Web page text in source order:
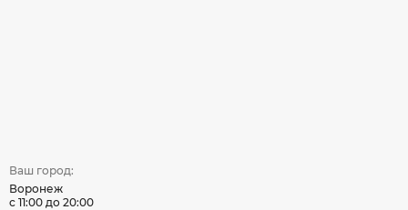
Ваш город:
Воронеж
с 11:00 до 20:00